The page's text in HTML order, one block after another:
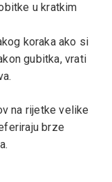
u kratkim
koraka ako si
gubitka, vrati
na rijetke velike
brze